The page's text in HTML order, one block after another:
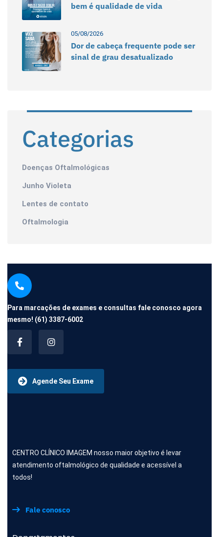
bem é qualidade de vida
05/08/2026
Dor de cabeça frequente pode ser
sinal de grau desatualizado
Categorias
Doenças Oftalmológicas
Junho Violeta
Lentes de contato
Oftalmologia
Para marcações de exames e consultas fale conosco agora
mesmo! (61) 3387-6002
Agende Seu Exame
CENTRO CLÍNICO IMAGEM nosso maior objetivo é levar
atendimento oftalmológico de qualidade e acessível a
todos!
Fale conosco